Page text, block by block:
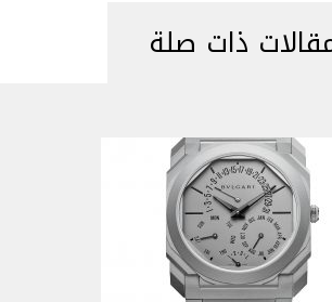
ذات صلة